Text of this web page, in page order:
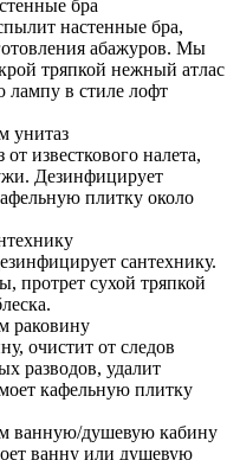
бра
настенные бра,
абажуров. Мы
тряпкой нежный атлас
лампу в стиле лофт
унитаз
известкового налета,
Дезинфицирует
плитку около
сантехнику.
протрет сухой тряпкой
раковину
очистит от следов
разводов, удалит
кафельную плитку
ванную/душевую кабину
ванну или душевую